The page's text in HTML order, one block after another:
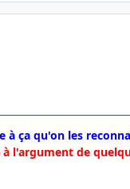
à ça qu'on les
l'argument de